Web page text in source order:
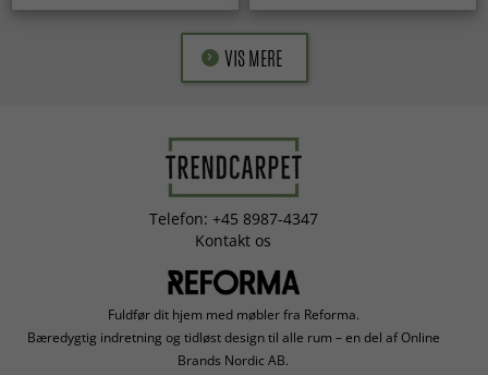
VIS MERE
Telefon: +45 8987-4347
Kontakt os
Fuldfør dit hjem med møbler fra Reforma.
Bæredygtig indretning og tidløst design til alle rum – en del af Online
Brands Nordic AB.